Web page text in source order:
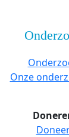
Onze